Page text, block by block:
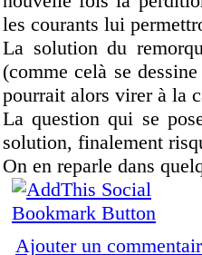
les courants lui
La solution du
(comme celà se
pourrait alors virer à la
La question qui se
solution, finalement
On en reparle dans
Ajouter un